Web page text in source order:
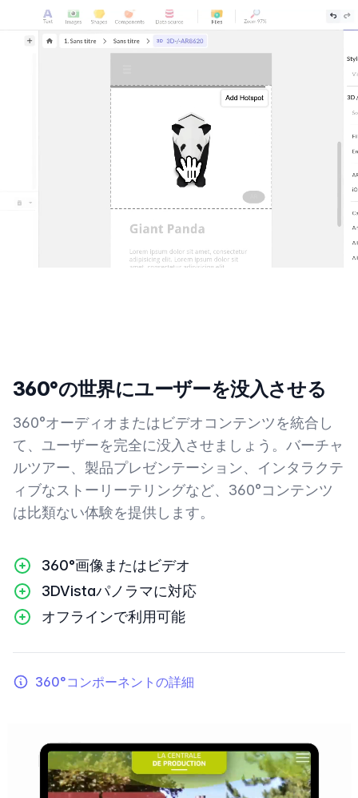
360°の世界にユーザーを没入させる
360°オーディオまたはビデオコンテンツを統合し
て、ユーザーを完全に没入させましょう。バーチャ
ルツアー、製品プレゼンテーション、インタラクテ
ィブなストーリーテリングなど、360°コンテンツ
は比類ない体験を提供します。
360°画像またはビデオ
3DVistaパノラマに対応
オフラインで利用可能
360°コンポーネントの詳細